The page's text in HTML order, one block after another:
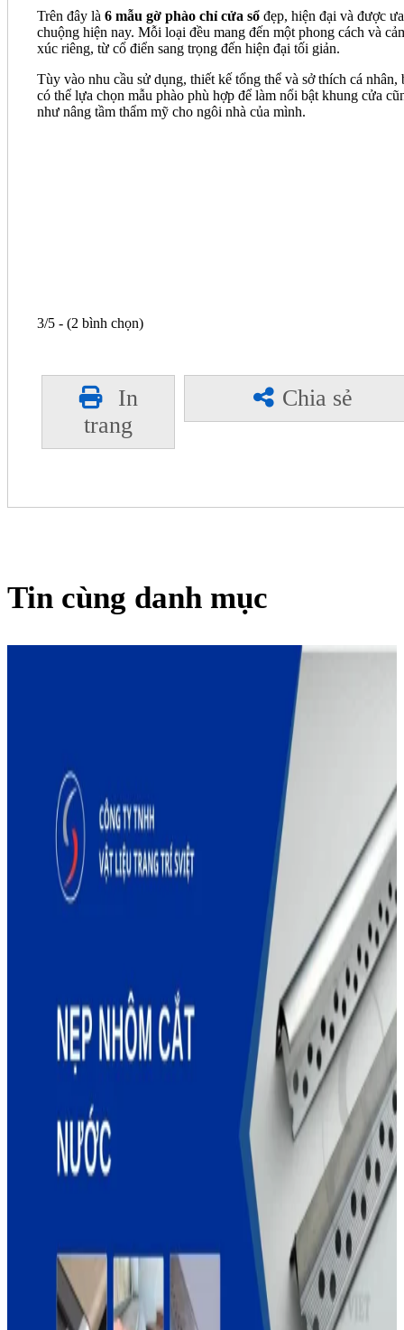
Trên đây là 6 mẫu gờ phào chỉ cửa sổ đẹp, hiện đại và được ưa
chuộng hiện nay. Mỗi loại đều mang đến một phong cách và
xúc riêng, từ cổ điển sang trọng đến hiện đại tối giản.
Tùy vào nhu cầu sử dụng, thiết kế tổng thể và sở thích cá nhân,
có thể lựa chọn mẫu phào phù hợp để làm nổi bật khung cửa
như nâng tầm thẩm mỹ cho ngôi nhà của mình.
3/5 - (2 bình chọn)
In
trang
Chia sẻ
Tin cùng danh mục